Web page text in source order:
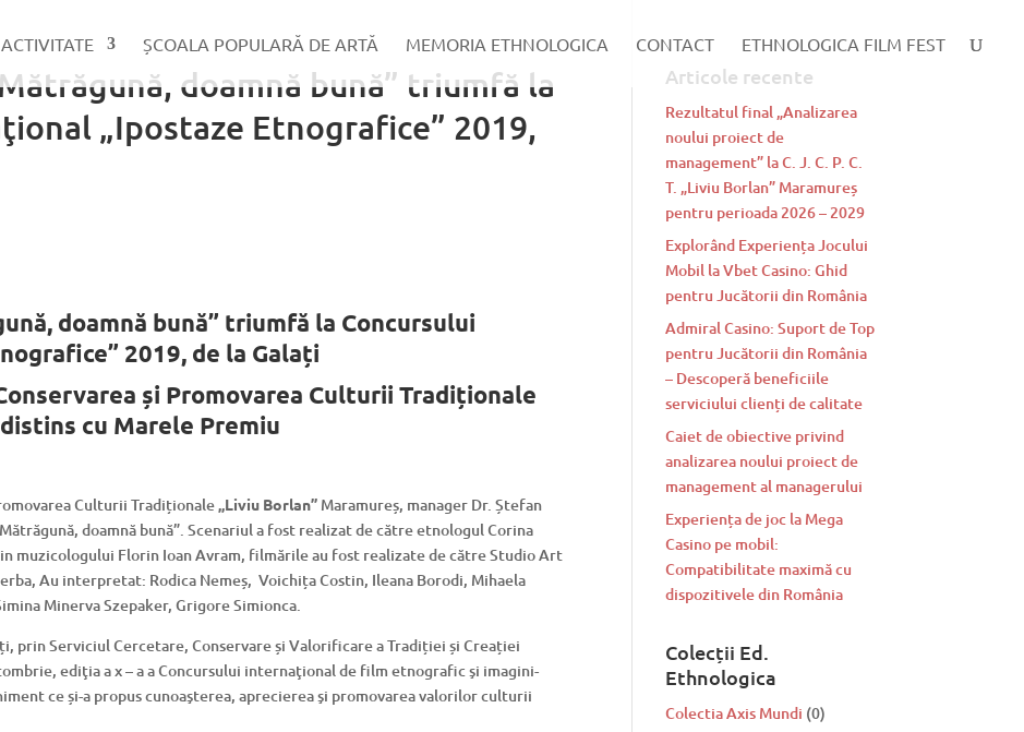
ACTIVITATE ȘCOALA POPULARĂ DE ARTĂ MEMORIA ETHNOLOGICA CONTACT ETHNOLOGICA FILM FEST
doamnă bună” triumfă la
„Ipostaze Etnografice” 2019,
doamnă bună” triumfă la Concursului
2019, de la Galați
și Promovarea Culturii Tradiționale
cu Marele Premiu
Culturii Tradiționale„Liviu Borlan” Maramureș, manager Dr. Ștefan
doamnă bună”. Scenariul a fost realizat de către etnologul Corina
muzicologului Florin Ioan Avram, filmările au fost realizate de către Studio Art
Au interpretat: Rodica Nemeș, Voichița Costin, Ileana Borodi, Mihaela
Minerva Szepaker, Grigore Simionca.
prin Serviciul Cercetare, Conservare și Valorificare a Tradiției și Creației
ediţia a x – a a Concursului internaţional de film etnografic şi imagini-
ce și-a propus cunoaşterea, aprecierea şi promovarea valorilor culturii
Articole recente
Rezultatul final „Analizarea
noului proiect de
management” la C. J. C. P. C.
T. „Liviu Borlan” Maramureș
pentru perioada 2026 – 2029
Explorând Experiența Jocului
Mobil la Vbet Casino: Ghid
pentru Jucătorii din România
Admiral Casino: Suport de Top
pentru Jucătorii din România
– Descoperă beneficiile
serviciului clienți de calitate
Caiet de obiective privind
analizarea noului proiect de
management al managerului
Experiența de joc la Mega
Casino pe mobil:
Compatibilitate maximă cu
dispozitivele din România
Colecții Ed.
Ethnologica
Colectia Axis Mundi (0)